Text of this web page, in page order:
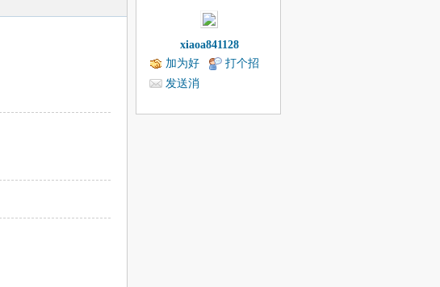
xiaoa841128
加为好
友
打个招
发送消